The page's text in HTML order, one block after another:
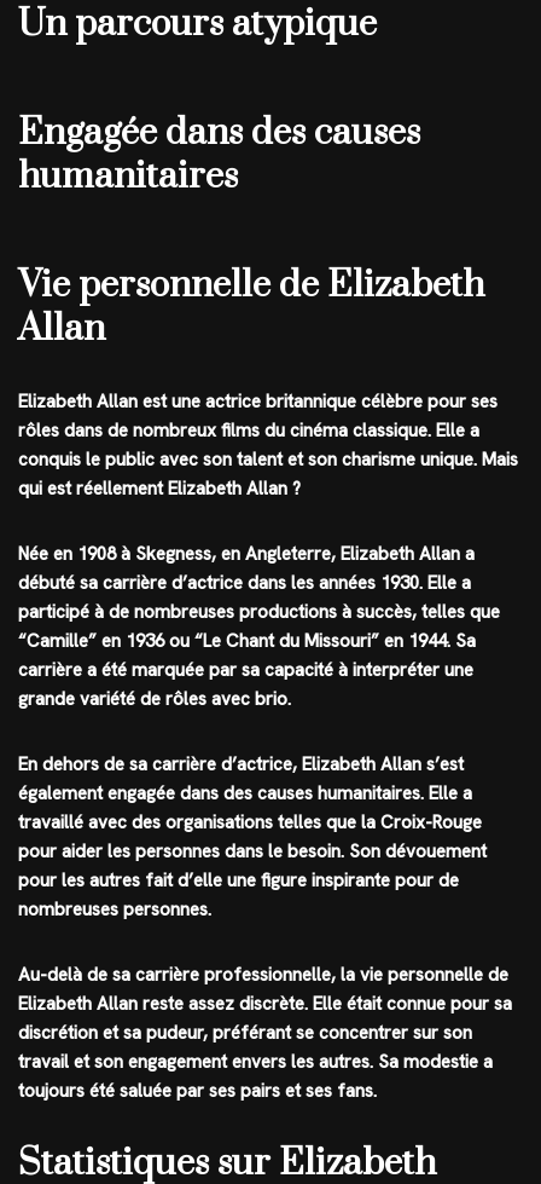
Un parcours atypique
Engagée dans des causes
humanitaires
Vie personnelle de Elizabeth
Allan
Elizabeth Allan est une actrice britannique célèbre pour ses
rôles dans de nombreux films du cinéma classique. Elle a
conquis le public avec son talent et son charisme unique. Mais
qui est réellement Elizabeth Allan ?
Née en 1908 à Skegness, en Angleterre, Elizabeth Allan a
débuté sa carrière d’actrice dans les années 1930. Elle a
participé à de nombreuses productions à succès, telles que
“Camille” en 1936 ou “Le Chant du Missouri” en 1944. Sa
carrière a été marquée par sa capacité à interpréter une
grande variété de rôles avec brio.
En dehors de sa carrière d’actrice, Elizabeth Allan s’est
également engagée dans des causes humanitaires. Elle a
travaillé avec des organisations telles que la Croix-Rouge
pour aider les personnes dans le besoin. Son dévouement
pour les autres fait d’elle une figure inspirante pour de
nombreuses personnes.
Au-delà de sa carrière professionnelle, la vie personnelle de
Elizabeth Allan reste assez discrète. Elle était connue pour sa
discrétion et sa pudeur, préférant se concentrer sur son
travail et son engagement envers les autres. Sa modestie a
toujours été saluée par ses pairs et ses fans.
Statistiques sur Elizabeth